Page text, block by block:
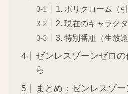
1. ポリクローム（
2. 現在のキャラク
3. 特別番組（生放
ゼンレスゾーンゼロ
ら
まとめ：ゼンレスゾ